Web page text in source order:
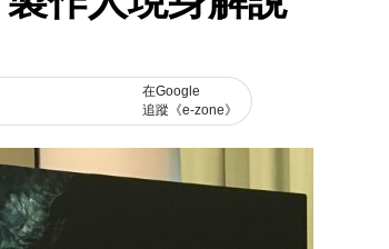
在Google
追蹤《e-zone》